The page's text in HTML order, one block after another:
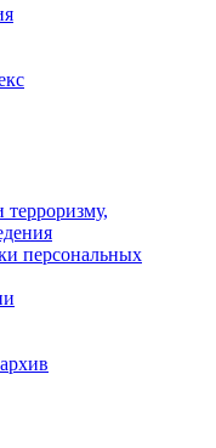
терроризму,
персональных